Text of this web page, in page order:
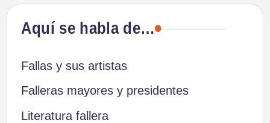
Aquí se habla de…
Fallas y sus artistas
Falleras mayores y presidentes
Literatura fallera